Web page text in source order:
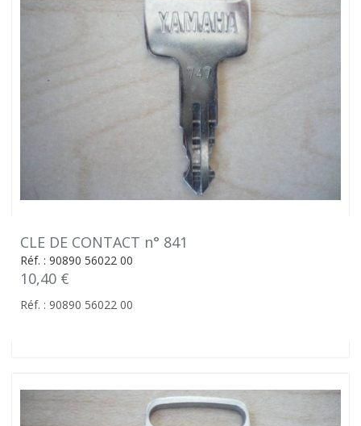
CLE DE CONTACT n° 841
Réf. : 90890 56022 00
10,40 €
Réf. : 90890 56022 00